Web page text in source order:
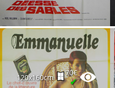
120x160cm
70€
✔